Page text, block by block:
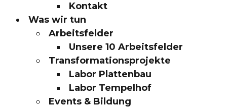
Kontakt
Was wir tun
Arbeitsfelder
Unsere 10 Arbeitsfelder
Transformationsprojekte
Labor Plattenbau
Labor Tempelhof
Events & Bildung